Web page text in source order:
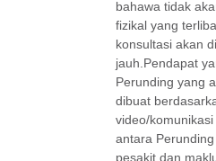
bahawa tidak
fizikal yang
konsultasi akan
jauh.Pendapat
Perunding yang
dibuat
video/
antara
pesakit dan